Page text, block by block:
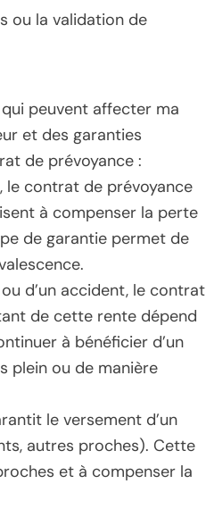
ou la validation de
peuvent affecter ma
et des garanties
de prévoyance :
le contrat de prévoyance
à compenser la perte
de garantie permet de
d’un accident, le contrat
de cette rente dépend
à bénéficier d’un
plein ou de manière
le versement d’un
autres proches). Cette
et à compenser la